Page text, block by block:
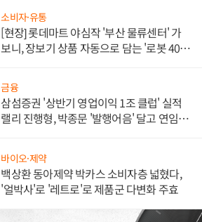
소비자·유통
[현장] 롯데마트 야심작 '부산 물류센터' 가
보니, 장보기 상품 자동으로 담는 '로봇 400
금융
삼섬증권 '상반기 영업이익 1조 클럽' 실적
랠리 진행형, 박종문 '발행어음' 달고 연임 향
바이오·제약
백상환 동아제약 박카스 소비자층 넓혔다,
'얼박사'로 '레트로'로 제품군 다변화 주효